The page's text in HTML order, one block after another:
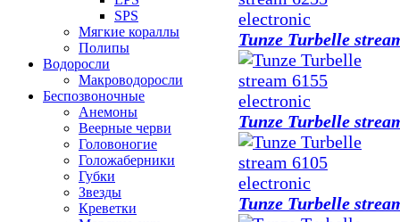
SPS
Мягкие кораллы
Полипы
Водоросли
Макроводоросли
Беспозвоночные
Анемоны
Веерные черви
Головоногие
Голожаберники
Губки
Звезды
Креветки
Tunze Turbelle
Tunze Turbelle
Tunze Turbelle